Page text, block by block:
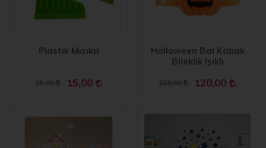
Plastik Mızıka
25,00 15,00
Halloween Bal Kabak
Bileklik Işıklı
220,00 120,00